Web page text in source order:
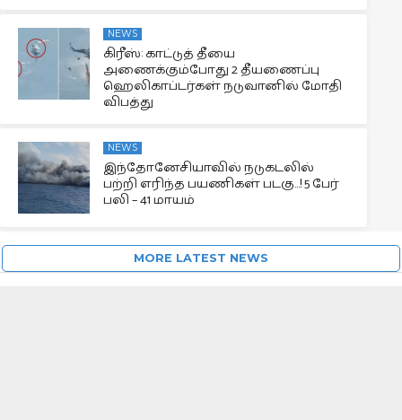
NEWS
கிரீஸ்: காட்டுத் தீயை
அணைக்கும்போது 2 தீயணைப்பு
ஹெலிகாப்டர்கள் நடுவானில் மோதி
விபத்து
NEWS
இந்தோனேசியாவில் நடுகடலில்
பற்றி எரிந்த பயணிகள் படகு…! 5 பேர்
பலி – 41 மாயம்
MORE LATEST NEWS